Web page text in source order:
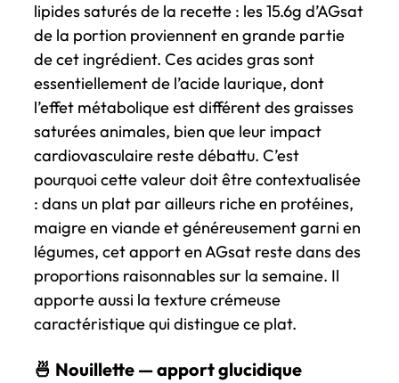
lipides saturés de la recette : les 15.6g d’AGsat
de la portion proviennent en grande partie
de cet ingrédient. Ces acides gras sont
essentiellement de l’acide laurique, dont
l’effet métabolique est différent des graisses
saturées animales, bien que leur impact
cardiovasculaire reste débattu. C’est
pourquoi cette valeur doit être contextualisée
: dans un plat par ailleurs riche en protéines,
maigre en viande et généreusement garni en
légumes, cet apport en AGsat reste dans des
proportions raisonnables sur la semaine. Il
apporte aussi la texture crémeuse
caractéristique qui distingue ce plat.
🍜 Nouillette — apport glucidique